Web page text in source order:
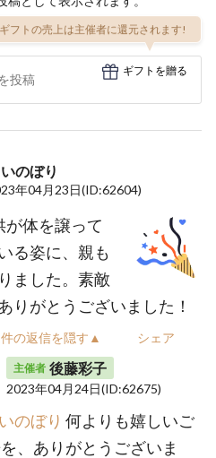
フトの売上は主催者に還元されます!
ギフトを贈る
のぼり
年04月23日(ID:62604)
が体を譲って
る姿に、親も
ました。素敵
りがとうございました！
の返信を隠す▲ シェア
主催者 後藤彩子
2023年04月24日(ID:62675)
のぼり 何よりも嬉しいご
、ありがとうございま